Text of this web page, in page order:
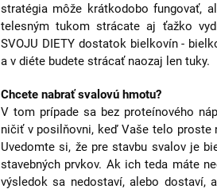
stratégia môže krátkodobo fungovať,
telesným tukom strácate aj ťažko
SVOJU DIETY dostatok bielkovín -
a v diéte budete strácať naozaj len tuky.
Chcete nabrať svalovú hmotu?
V tom prípade sa bez proteínového
ničiť v posilňovni, keď Vaše telo proste
Uvedomte si, že pre stavbu svalov je
stavebných prvkov. Ak ich teda máte
výsledok sa nedostaví, alebo dostaví,